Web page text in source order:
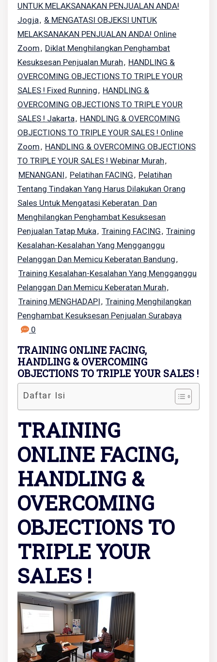
UNTUK MELAKSANAKAN PENJUALAN ANDA!
Jogja, & MENGATASI OBJEKSI UNTUK
MELAKSANAKAN PENJUALAN ANDA! Online
Zoom, Diklat Menghilangkan Penghambat
Kesuksesan Penjualan Murah, HANDLING &
OVERCOMING OBJECTIONS TO TRIPLE YOUR
SALES ! Fixed Running, HANDLING &
OVERCOMING OBJECTIONS TO TRIPLE YOUR
SALES ! Jakarta, HANDLING & OVERCOMING
OBJECTIONS TO TRIPLE YOUR SALES ! Online
Zoom, HANDLING & OVERCOMING OBJECTIONS
TO TRIPLE YOUR SALES ! Webinar Murah,
MENANGANI, Pelatihan FACING, Pelatihan
Tentang Tindakan Yang Harus Dilakukan Orang
Sales Untuk Mengatasi Keberatan. Dan
Menghilangkan Penghambat Kesuksesan
Penjualan Tatap Muka, Training FACING, Training
Kesalahan-Kesalahan Yang Mengganggu
Pelanggan Dan Memicu Keberatan Bandung,
Training Kesalahan-Kesalahan Yang Mengganggu
Pelanggan Dan Memicu Keberatan Murah,
Training MENGHADAPI, Training Menghilangkan
Penghambat Kesuksesan Penjualan Surabaya
0
TRAINING ONLINE FACING,
HANDLING & OVERCOMING
OBJECTIONS TO TRIPLE YOUR SALES !
Daftar Isi
TRAINING
ONLINE FACING,
HANDLING &
OVERCOMING
OBJECTIONS TO
TRIPLE YOUR
SALES !